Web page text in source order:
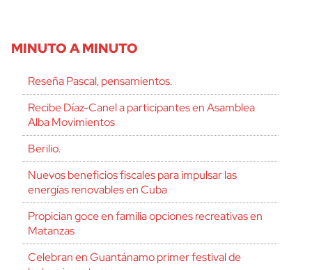
MINUTO A MINUTO
Reseña Pascal, pensamientos.
Recibe Díaz-Canel a participantes en Asamblea
Alba Movimientos
Berilio.
Nuevos beneficios fiscales para impulsar las
energías renovables en Cuba
Propician goce en familia opciones recreativas en
Matanzas
Celebran en Guantánamo primer festival de